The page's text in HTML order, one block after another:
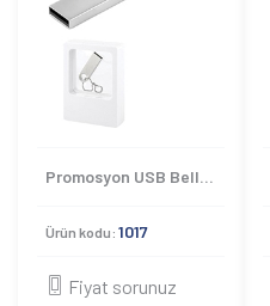
Promosyon USB Bellek 1017
Ürün kodu: 1017
Fiyat sorunuz